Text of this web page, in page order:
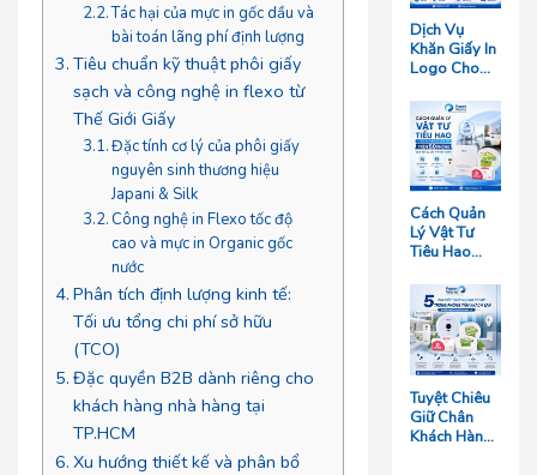
Tác hại của mực in gốc dầu và
bài toán lãng phí định lượng
Tiêu chuẩn kỹ thuật phôi giấy
sạch và công nghệ in flexo từ
Thế Giới Giấy
Đặc tính cơ lý của phôi giấy
nguyên sinh thương hiệu
Japani & Silk
Công nghệ in Flexo tốc độ
cao và mực in Organic gốc
nước
Phân tích định lượng kinh tế:
Tối ưu tổng chi phí sở hữu
(TCO)
Đặc quyền B2B dành riêng cho
khách hàng nhà hàng tại
TP.HCM
Xu hướng thiết kế và phân bổ
Dịch Vụ
Khăn Giấy In
Logo Cho
Giá Rẻ Tại
TP.HCM
Cách Quản
Lý Vật Tư
Tiêu Hao
Sạn Quy Mô
Trên 50
Phòng Giúp
Tối Ưu Chi
Phí Vận
Hành
Tuyệt Chiêu
Giữ Chân
Khách Hàng: